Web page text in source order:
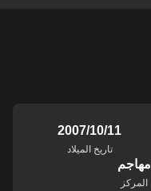
11‏/10‏/2007
تاريخ الميلاد
مهاجم
المركز